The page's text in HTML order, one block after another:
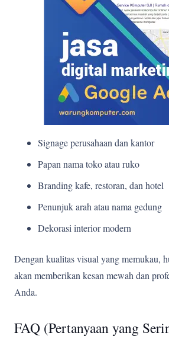
Signage perusahaan dan kantor
Papan nama toko atau ruko
Branding kafe, restoran, dan hotel
Penunjuk arah atau nama gedung
Dekorasi interior modern
Dengan kualitas visual yang memukau,
akan memberikan kesan mewah dan
Anda.
FAQ (Pertanyaan yang